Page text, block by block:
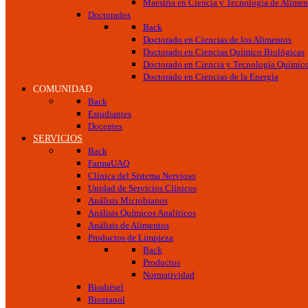
Maestría en Ciencia y Tecnología de
Doctorados
Back
Doctorado en Ciencias de los Alimentos
Doctorado en Ciencias Químico Biológicas
Doctorado en Ciencia y Tecnología
Doctorado en Ciencias de la Energía
COMUNIDAD
Back
Estudiantes
Docentes
SERVICIOS
Back
FarmaUAQ
Clínica del Sistema Nervioso
Unidad de Servicios Clínicos
Análisis Microbianos
Análisis Químicos Analíticos
Análisis de Alimentos
Productos de Limpieza
Back
Productos
Normatividad
Biodiésel
Bioetanol